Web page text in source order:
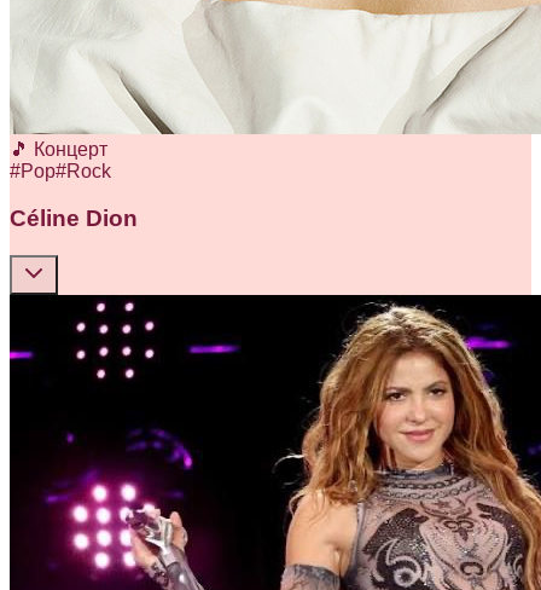
🎵 Концерт
#Pop#Rock
Céline Dion